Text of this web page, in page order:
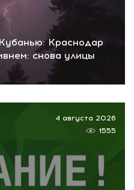
Краснодар
снова улицы
4 августа 2026
1555